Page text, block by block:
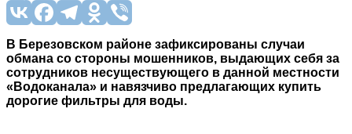
В Березовском районе зафиксированы случаи
обмана со стороны мошенников, выдающих себя за
сотрудников несуществующего в данной местности
«Водоканала» и навязчиво предлагающих купить
дорогие фильтры для воды.